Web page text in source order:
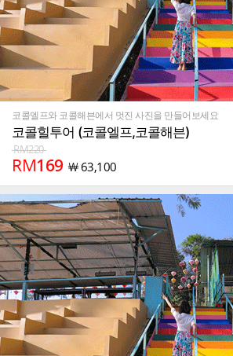
코콜엘프와 코콜해븐에서 멋진 사진을 만들어보세요
코콜힐투어 (코콜엘프,코콜해븐)
RM220
RM169 ￦63,100